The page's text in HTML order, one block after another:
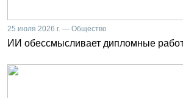
25 июля 2026 г. — Общество
ИИ обессмысливает дипломные